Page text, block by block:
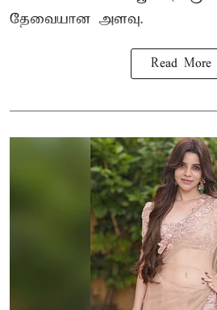
தேவையான அளவு.
Read More